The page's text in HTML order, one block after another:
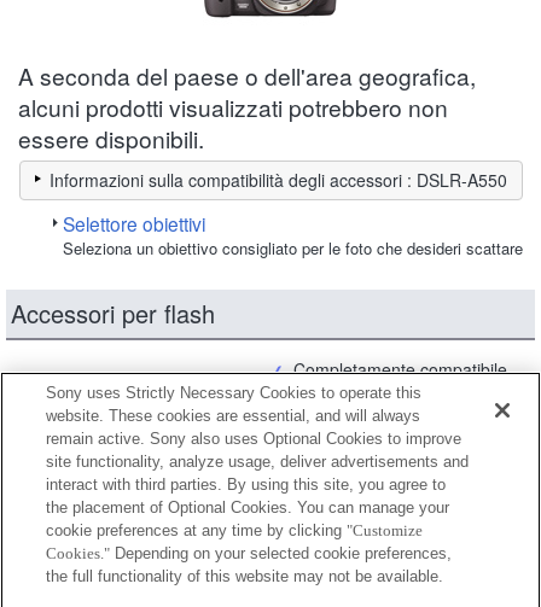
A seconda del paese o dell'area geografica,
alcuni prodotti visualizzati potrebbero non
essere disponibili.
Informazioni sulla compatibilità degli accessori : DSLR-A550
Selettore obiettivi
Seleziona un obiettivo consigliato per le foto che desideri scattare
Accessori per flash
Completamente compatibile
Compatibile, ma con restrizioni
FA-CC1AM
FA-HS1AM
Sony uses Strictly Necessary Cookies to operate this
website. These cookies are essential, and will always
remain active. Sony also uses Optional Cookies to improve
site functionality, analyze usage, deliver advertisements and
interact with third parties. By using this site, you agree to
the placement of Optional Cookies. You can manage your
cookie preferences at any time by clicking "Customize
Cookies." Depending on your selected cookie preferences,
the full functionality of this website may not be available.